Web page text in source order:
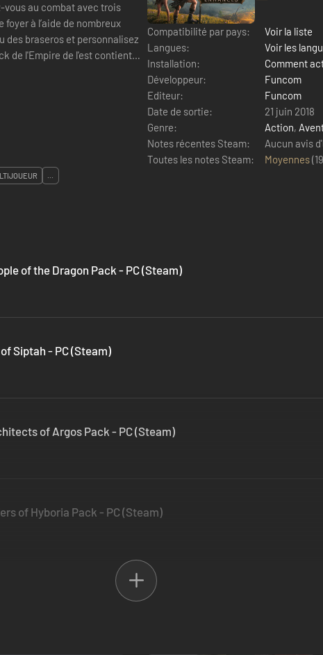
vous au combat avec trois
foyer à l’aide de nombreux
des braseros et personnalisez
de l'Empire de l'est contient
Compatibilité par pays:
Voir la liste
Langues:
Voir les
Installation:
Comment
Développeur:
Funcom
Editeur:
Funcom
Date de sortie:
21 juin 2018
Genre:
Action,
Notes récentes Steam:
Aucun avis
Toutes les notes Steam:
Moyennes(
...
of the Dragon Pack - PC (Steam)
Siptah - PC (Steam)
of Argos Pack - PC (Steam)
of Hyboria Pack - PC (Steam)